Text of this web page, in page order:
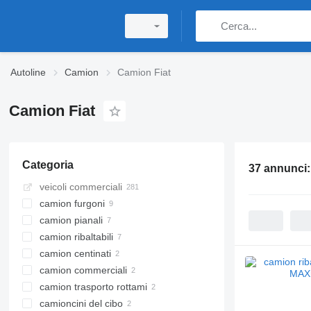
Autoline Camion Camion Fiat
Camion Fiat
Categoria
veicoli commerciali
camion furgoni
camion pianali
camion ribaltabili
camion centinati
camion commerciali
camion trasporto rottami
camioncini del cibo
37 annunci: